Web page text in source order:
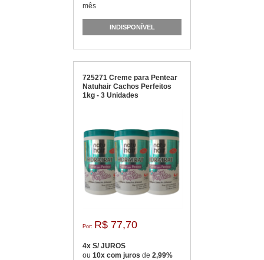
mês
INDISPONÍVEL
725271 Creme para Pentear
Natuhair Cachos Perfeitos
1kg - 3 Unidades
Por: R$ 77,70
4x S/ JUROS
ou 10x com juros de 2,99%